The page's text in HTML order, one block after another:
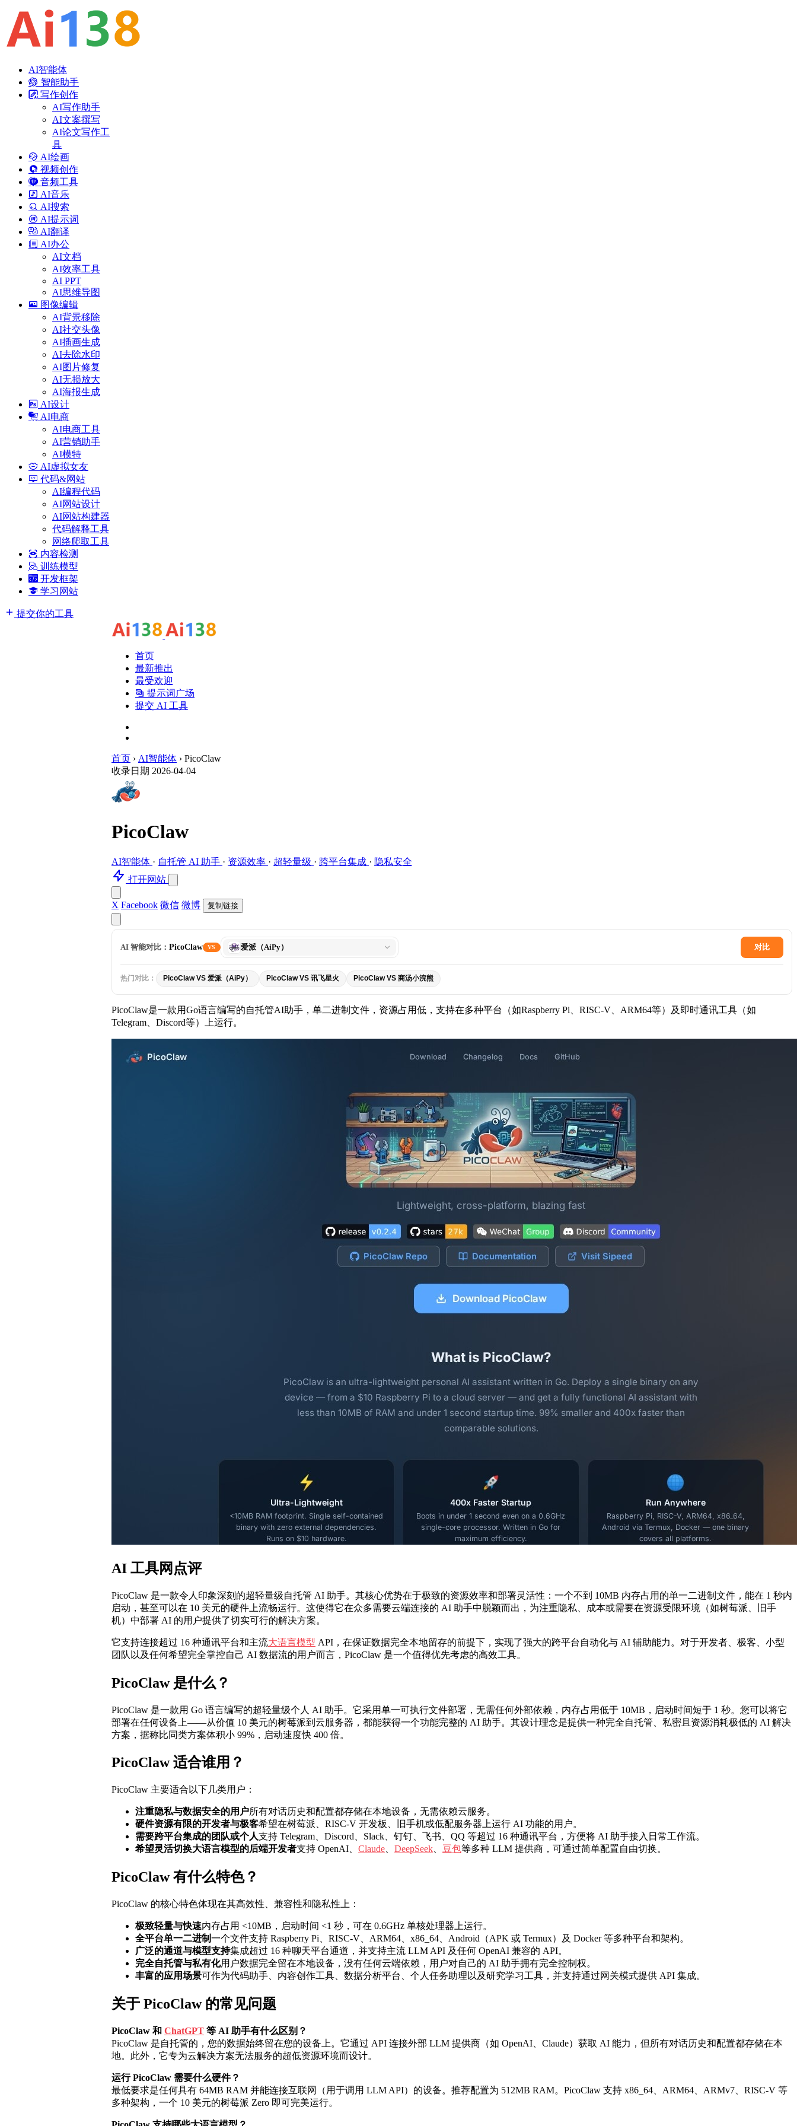
AI智能体
智能助手
写作创作
AI写作助手
AI文案撰写
AI论文写作工
具
AI绘画
视频创作
音频工具
AI音乐
AI搜索
AI提示词
AI翻译
AI办公
AI文档
AI效率工具
AI PPT
AI思维导图
图像编辑
AI背景移除
AI社交头像
AI插画生成
AI去除水印
AI图片修复
AI无损放大
AI海报生成
AI设计
AI电商
AI电商工具
AI营销助手
AI模特
AI虚拟女友
代码&网站
AI编程代码
AI网站设计
AI网站构建器
代码解释工具
网络爬取工具
内容检测
训练模型
开发框架
学习网站
提交你的工具
首页
最新推出
最受欢迎
提示词广场
提交 AI 工具
首页 › AI智能体 › PicoClaw
收录日期 2026-04-04
PicoClaw
AI智能体 · 自托管 AI 助手 · 资源效率 · 超轻量级 · 跨平台集成 · 隐私安全
打开网站
X Facebook 微信 微博 复制链接
AI 智能对比： PicoClaw VS
比
具
爱派（AiPy） 对比
热门对比： PicoClaw VS 爱派（AiPy） PicoClaw VS 讯飞星火 PicoClaw VS 商汤小浣熊
PicoClaw是一款用Go语言编写的自托管AI助手，单二进制文件，资源占用低，支持在多种平台（如Raspberry Pi、RISC-V、ARM64等）及即时通讯工具（如
Telegram、Discord等）上运行。
AI 工具网点评
PicoClaw 是一款令人印象深刻的超轻量级自托管 AI 助手。其核心优势在于极致的资源效率和部署灵活性：一个不到 10MB 内存占用的单一二进制文件，能在 1 秒内
启动，甚至可以在 10 美元的硬件上流畅运行。这使得它在众多需要云端连接的 AI 助手中脱颖而出，为注重隐私、成本或需要在资源受限环境（如树莓派、旧手
机）中部署 AI 的用户提供了切实可行的解决方案。
它支持连接超过 16 种通讯平台和主流大语言模型 API，在保证数据完全本地留存的前提下，实现了强大的跨平台自动化与 AI 辅助能力。对于开发者、极客、小型
团队以及任何希望完全掌控自己 AI 数据流的用户而言，PicoClaw 是一个值得优先考虑的高效工具。
PicoClaw 是什么？
PicoClaw 是一款用 Go 语言编写的超轻量级个人 AI 助手。它采用单一可执行文件部署，无需任何外部依赖，内存占用低于 10MB，启动时间短于 1 秒。您可以将它
部署在任何设备上——从价值 10 美元的树莓派到云服务器，都能获得一个功能完整的 AI 助手。其设计理念是提供一种完全自托管、私密且资源消耗极低的 AI 解决
方案，据称比同类方案体积小 99%，启动速度快 400 倍。
PicoClaw 适合谁用？
PicoClaw 主要适合以下几类用户：
注重隐私与数据安全的用户所有对话历史和配置都存储在本地设备，无需依赖云服务。
硬件资源有限的开发者与极客希望在树莓派、RISC-V 开发板、旧手机或低配服务器上运行 AI 功能的用户。
需要跨平台集成的团队或个人支持 Telegram、Discord、Slack、钉钉、飞书、QQ 等超过 16 种通讯平台，方便将 AI 助手接入日常工作流。
希望灵活切换大语言模型的后端开发者支持 OpenAI、 Claude DeepSeek 豆包等多种 LLM 提供商，可通过简单配置自由切换。
PicoClaw 有什么特色？
PicoClaw 的核心特色体现在其高效性、兼容性和隐私性上：
极致轻量与快速内存占用 <10MB，启动时间 <1 秒，可在 0.6GHz 单核处理器上运行。
全平台单一二进制一个文件支持 Raspberry Pi、RISC-V、ARM64、x86_64、Android（APK 或 Termux）及 Docker 等多种平台和架构。
广泛的通道与模型支持集成超过 16 种聊天平台通道，并支持主流 LLM API 及任何 OpenAI 兼容的 API。
完全自托管与私有化用户数据完全留在本地设备，没有任何云端依赖，用户对自己的 AI 助手拥有完全控制权。
丰富的应用场景可作为代码助手、内容创作工具、数据分析平台、个人任务助理以及研究学习工具，并支持通过网关模式提供 API 集成。
关于 PicoClaw 的常见问题
PicoClaw 和 ChatGPT 等 AI 助手有什么区别？
PicoClaw 是自托管的，您的数据始终留在您的设备上。它通过 API 连接外部 LLM 提供商（如 OpenAI、Claude）获取 AI 能力，但所有对话历史和配置都存储在本
地。此外，它专为云解决方案无法服务的超低资源环境而设计。
运行 PicoClaw 需要什么硬件？
最低要求是任何具有 64MB RAM 并能连接互联网（用于调用 LLM API）的设备。推荐配置为 512MB RAM。PicoClaw 支持 x86_64、ARM64、ARMv7、RISC-V 等
多种架构，一个 10 美元的树莓派 Zero 即可完美运行。